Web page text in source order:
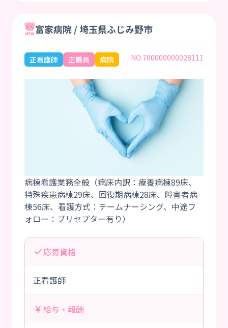
富家病院 / 埼玉県ふじみ野市
正看護師 正職員 病院 NO.700000000028111
病棟看護業務全般（病床内訳：療養病棟89床、
特殊疾患病棟29床、回復期病棟28床、障害者病
棟56床、看護方式：チームナーシング、中途フ
応募資格
正看護師
給与・報酬